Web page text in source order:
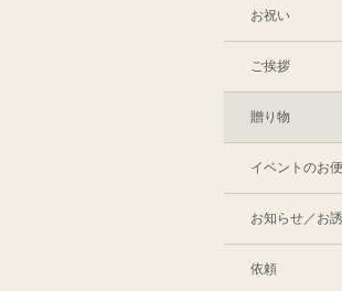
お祝い
ご挨拶
贈り物
イベントのお
お知らせ／お
依頼